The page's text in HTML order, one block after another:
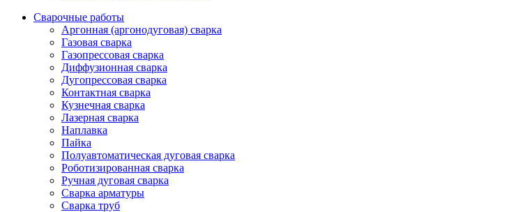
Сварочные работы
Аргонная (аргонодуговая) сварка
Газовая сварка
Газопрессовая сварка
Диффузионная сварка
Дугопрессовая сварка
Контактная сварка
Кузнечная сварка
Лазерная сварка
Наплавка
Пайка
Полуавтоматическая дуговая сварка
Роботизированная сварка
Ручная дуговая сварка
Сварка арматуры
Сварка труб